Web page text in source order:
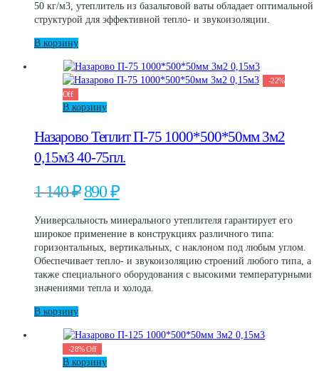
50 кг/м3, утеплитель из базальтовой ваты обладает оптимальной
структурой для эффективной тепло- и звукоизоляции.
В корзину
-22%
Off
В корзину
Назарово Теплит П-75 1000*500*50мм 3м2
0,15м3 40-75пл.
1 140₽ Первоначальная
цена
1
140 ₽.
890₽Текущая
цена:
Универсальность минерального утеплителя гарантирует его
широкое применение в конструкциях различного типа:
горизонтальных, вертикальных, с наклоном под любым углом.
Обеспечивает тепло- и звукоизоляцию строений любого типа, а
также специального оборудования с высокими температурными
значениями тепла и холода.
В корзину
-28% Off
В корзину